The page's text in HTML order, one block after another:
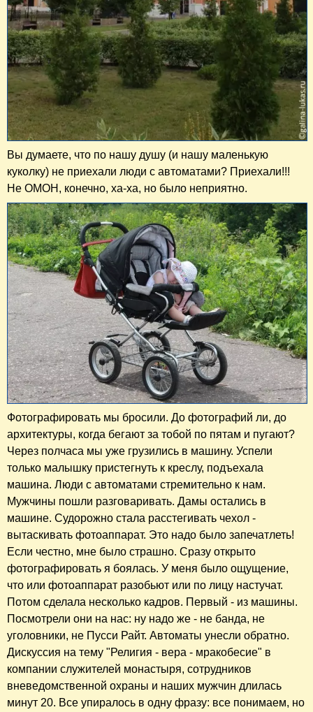
Вы думаете, что по нашу душу (и нашу маленькую
куколку) не приехали люди с автоматами? Приехали!!!
Не ОМОН, конечно, ха-ха, но было неприятно.
Фотографировать мы бросили. До фотографий ли, до
архитектуры, когда бегают за тобой по пятам и пугают?
Через полчаса мы уже грузились в машину. Успели
только малышку пристегнуть к креслу, подъехала
машина. Люди с автоматами стремительно к нам.
Мужчины пошли разговаривать. Дамы остались в
машине. Судорожно стала расстегивать чехол -
вытаскивать фотоаппарат. Это надо было запечатлеть!
Если честно, мне было страшно. Сразу открыто
фотографировать я боялась. У меня было ощущение,
что или фотоаппарат разобьют или по лицу настучат.
Потом сделала несколько кадров. Первый - из машины.
Посмотрели они на нас: ну надо же - не банда, не
уголовники, не Пусси Райт. Автоматы унесли обратно.
Дискуссия на тему "Религия - вера - мракобесие" в
компании служителей монастыря, сотрудников
вневедомственной охраны и наших мужчин длилась
минут 20. Все упиралось в одну фразу: все понимаем, но